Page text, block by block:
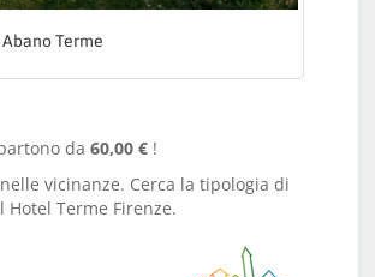
Terme
da 60,00 € !
vicinanze. Cerca la tipologia di
Terme Firenze.